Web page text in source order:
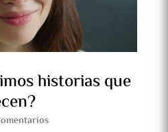
historias que